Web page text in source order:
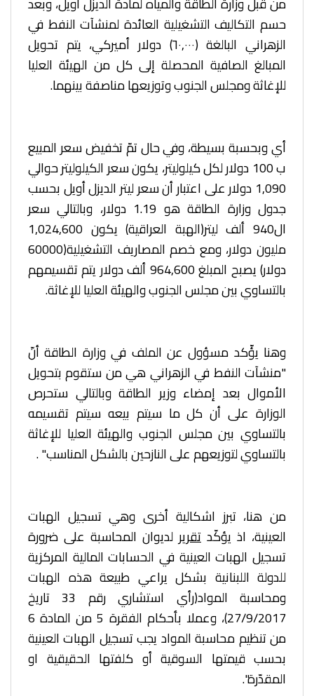
حسم التكاليف التشغيلية العائدة لمنشآت النفط في
الزهراني البالغة (٦٠,٠٠٠) دولار أميركي، يتم تحويل
المبالغ الصافية المحصلة إلى كل من الهيئة العليا
للإغاثة ومجلس الجنوب وتوزيعها مناصفة بينهما.
أي وبحسبة بسيطة، وفي حال تمّ تخفيض سعر المبيع
ب 100 دولار لكل كيلوليتر، يكون سعر الكيلوليتر حوالي
1,090 دولار على اعتبار أن سعر ليتر الديزل أويل بحسب
جدول وزارة الطاقة هو 1.19 دولار، وبالتالي سعر
ال940 ألف ليتر(الهبة العراقية) يكون 1,024,600
مليون دولار، ومع خصم المصاريف التشغيلية(60000
دولار) يصبح المبلغ 964,600 ألف دولار يتم تقسيمهم
بالتساوي بين مجلس الجنوب والهيئة العليا للإغاثة.
وهنا يؤّكد مسؤول عن الملف في وزارة الطاقة أنّ
"منشآت النفط في الزهراني هي من ستقوم بتحويل
الأموال بعد إمضاء وزير الطاقة وبالتالي ستحرص
الوزارة على أن كل ما سيتم بيعه سيتم تقسيمه
بالتساوي بين مجلس الجنوب والهيئة العليا للإغاثة
بالتساوي لتوزيعهم على النازحين بالشكل المناسب" .
من هنا، تبرز اشكالية أخرى وهي تسجيل الهبات
العينية، اذ يؤكّد تقرير لديوان المحاسبة على ضرورة
تسجيل الهبات العينية في الحسابات المالية المركزية
للدولة اللبنانية بشكل يراعي طبيعة هذه الهبات
ومحاسبة المواد(رأي استشاري رقم 33 تاريخ
27/9/2017)، وعملا بأحكام الفقرة 5 من المادة 6
من تنظيم محاسبة المواد يجب تسجيل الهبات العينية
بحسب قيمتها السوقية أو كلفتها الحقيقية او
المقدّرة".